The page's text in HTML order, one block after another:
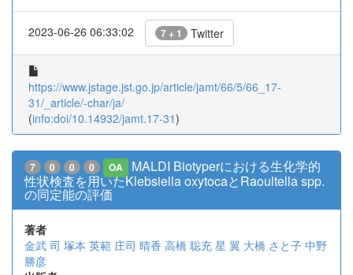
2023-06-26 06:33:02 7 + 1 Twitter
https://www.jstage.jst.go.jp/article/jamt/66/5/66_17-
31/_article/-char/ja/
(info:doi/10.14932/jamt.17-31)
7 0 0 0 OA
MALDI Biotyperにおける生化学的
性状検査を用いたKlebsiella oxytocaとRaoultella spp.
の同定能の評価
著者
金武 司 塚本 英範 庄司 晴香 高橋 聡充 星 翼 大橋 さと子 中野
勝彦